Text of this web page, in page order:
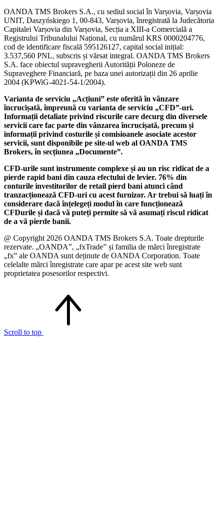
OANDA TMS Brokers S.A., cu sediul social în Varșovia, Varșovia
UNIT, Daszyńskiego 1, 00-843, Varșovia, înregistrată la Judecătoria
Capitalei Varșovia din Varșovia, Secția a XIII-a Comercială a
Registrului Tribunalului Național, cu numărul KRS 0000204776,
cod de identificare fiscală 595126127, capital social inițial:
3.537,560 PNL, subscris și vărsat integral. OANDA TMS Brokers
S.A. face obiectul supravegherii Autorității Poloneze de
Supraveghere Financiară, pe baza unei autorizații din 26 aprilie
2004 (KPWiG-4021-54-1/2004).
Varianta de serviciu „Acțiuni” este oferită în vânzare
încrucișată, împreună cu varianta de serviciu „CFD”-uri.
Informații detaliate privind riscurile care decurg din diversele
servicii care fac parte din vânzarea încrucișată, precum și
informații privind costurile și comisioanele asociate acestor
servicii, sunt disponibile pe site-ul web al OANDA TMS
Brokers, în secțiunea „Documente”.
CFD-urile sunt instrumente complexe și au un risc ridicat de a
pierde rapid bani din cauza efectului de levier. 76% din
conturile investitorilor de retail pierd bani atunci când
tranzacționează CFD-uri cu acest furnizor. Ar trebui să luați în
considerare dacă înțelegeți modul în care funcționează
CFDurile și dacă vă puteți permite să vă asumați riscul ridicat
de a vă pierde banii.
@ Copyright 2026 OANDA TMS Brokers S.A. Toate drepturile
rezervate. „OANDA”, „fxTrade” și familia de mărci înregistrate
„fx” ale OANDA sunt deținute de OANDA Corporation. Toate
celelalte mărci înregistrate care apar pe acest site web sunt
proprietatea posesorilor respectivi.
Scroll to top